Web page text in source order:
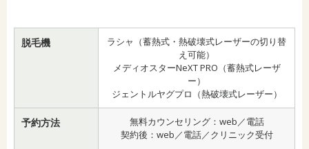
脱毛機
ラシャ（蓄熱式・熱破壊式レーザーの切り替
え可能）
メディオスターNeXT PRO（蓄熱式レーザ
ー）
ジェントルヤグプロ（熱破壊式レーザー）
予約方法
無料カウンセリング：web／電話
契約後：web／電話／クリニック受付